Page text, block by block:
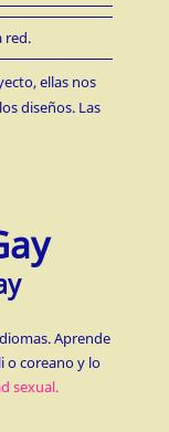
red.
ellas nos
diseños. Las
Aprende
o coreano y lo
sexual.